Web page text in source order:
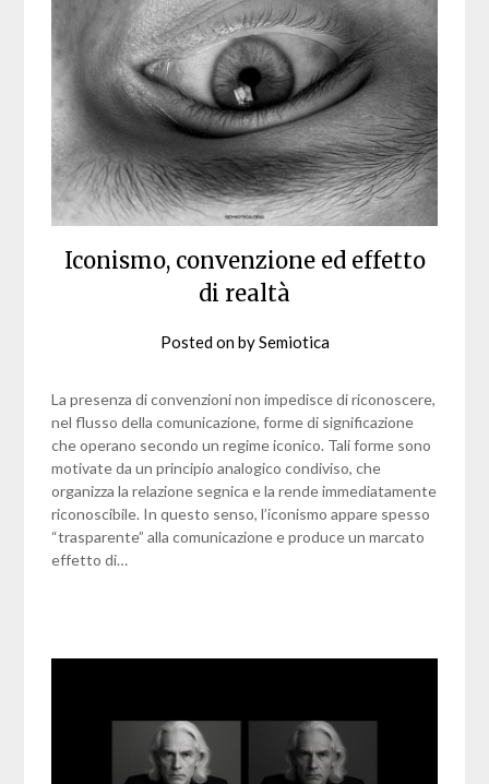
Iconismo, convenzione ed effetto
di realtà
Posted onbySemiotica
La presenza di convenzioni non impedisce di riconoscere,
nel flusso della comunicazione, forme di significazione
che operano secondo un regime iconico. Tali forme sono
motivate da un principio analogico condiviso, che
organizza la relazione segnica e la rende immediatamente
riconoscibile. In questo senso, l’iconismo appare spesso
“trasparente” alla comunicazione e produce un marcato
effetto di…